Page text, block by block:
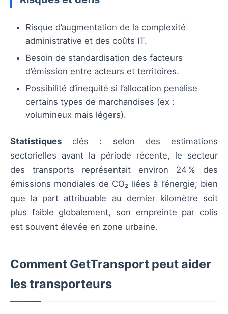
Risque d’augmentation de la complexité
administrative et des coûts IT.
Besoin de standardisation des facteurs
d’émission entre acteurs et territoires.
Possibilité d’inequité si l’allocation penalise
certains types de marchandises (ex :
volumineux mais légers).
Statistiques clés : selon des estimations
sectorielles avant la période récente, le secteur
des transports représentait environ 24 % des
émissions mondiales de CO₂ liées à l’énergie; bien
que la part attribuable au dernier kilomètre soit
plus faible globalement, son empreinte par colis
est souvent élevée en zone urbaine.
Comment GetTransport peut aider
les transporteurs